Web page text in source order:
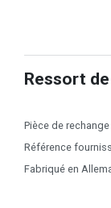
Ressort
Pièce de
Référence
Fabriqué en